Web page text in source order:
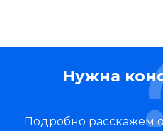
Нужна
Подробно расскажем